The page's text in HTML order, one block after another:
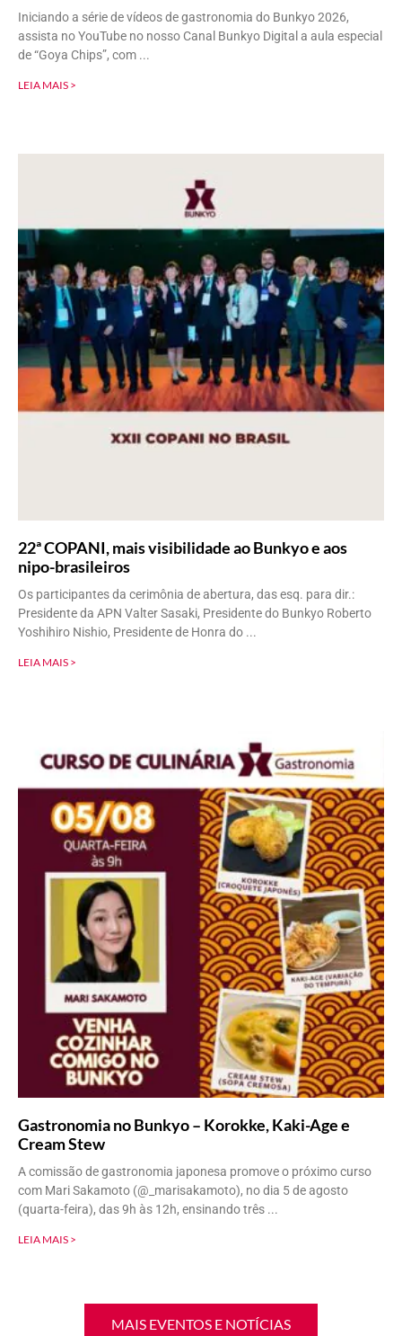
Iniciando a série de vídeos de gastronomia do Bunkyo 2026,
assista no YouTube no nosso Canal Bunkyo Digital a aula especial
de “Goya Chips”, com
LEIA MAIS >
22ª COPANI, mais visibilidade ao Bunkyo e aos
nipo-brasileiros
Os participantes da cerimônia de abertura, das esq. para dir.:
Presidente da APN Valter Sasaki, Presidente do Bunkyo Roberto
Yoshihiro Nishio, Presidente de Honra do
LEIA MAIS >
Gastronomia no Bunkyo – Korokke, Kaki-Age e
Cream Stew
A comissão de gastronomia japonesa promove o próximo curso
com Mari Sakamoto (@_marisakamoto), no dia 5 de agosto
(quarta-feira), das 9h às 12h, ensinando três
LEIA MAIS >
MAIS EVENTOS E NOTÍCIAS